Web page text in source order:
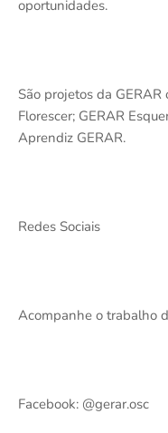
oportunidades.
São projetos da
Florescer; GERAR
Aprendiz GERAR.
Redes Sociais
Acompanhe o trabalho
Facebook: @gerar.osc